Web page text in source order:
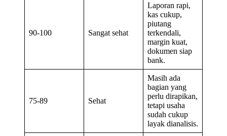
90-100 Sangat sehat
Laporan rapi,
kas cukup,
piutang
terkendali,
margin kuat,
dokumen siap
bank.
75-89 Sehat
Masih ada
bagian yang
perlu dirapikan,
tetapi usaha
sudah cukup
layak dianalisis.